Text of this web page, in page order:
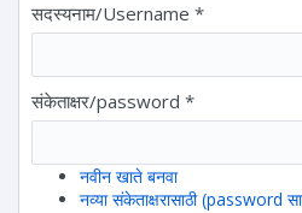
सदस्यनाम/Username *
संकेताक्षर/password *
नवीन खाते बनवा
नव्या संकेताक्षरासाठी (password